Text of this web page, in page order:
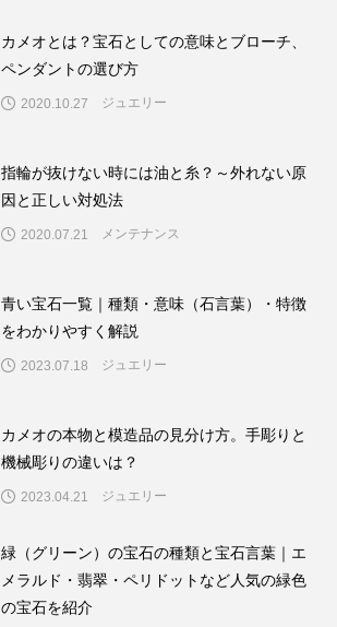
カメオとは？宝石としての意味とブローチ、
ペンダントの選び方
2020.10.27 ジュエリー
指輪が抜けない時には油と糸？～外れない原
因と正しい対処法
2020.07.21 メンテナンス
青い宝石一覧｜種類・意味（石言葉）・特徴
をわかりやすく解説
2023.07.18 ジュエリー
カメオの本物と模造品の見分け方。手彫りと
機械彫りの違いは？
2023.04.21 ジュエリー
緑（グリーン）の宝石の種類と宝石言葉｜エ
メラルド・翡翠・ペリドットなど人気の緑色
の宝石を紹介